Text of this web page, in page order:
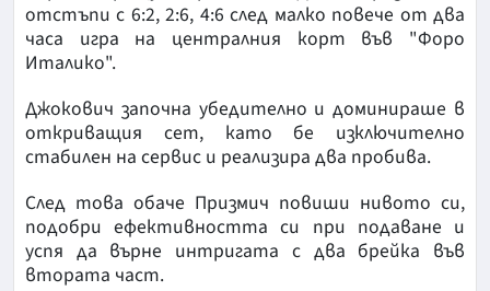
отстъпи с 6:2, 2:6, 4:6 след малко повече от два
часа игра на централния корт във "Форо
Италико".
Джокович започна убедително и доминираше в
откриващия сет, като бе изключително
стабилен на сервис и реализира два пробива.
След това обаче Призмич повиши нивото си,
подобри ефективността си при подаване и
успя да върне интригата с два брейка във
втората част.